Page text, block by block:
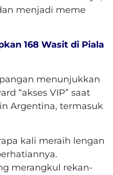
menjadi meme
168 Wasit di Piala
menunjukkan
“akses VIP” saat
Argentina, termasuk
kali meraih lengan
merangkul rekan-